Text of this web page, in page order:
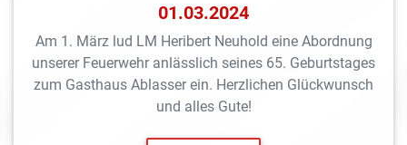
01.03.2024
Am 1. März lud LM Heribert Neuhold eine Abordnung
unserer Feuerwehr anlässlich seines 65. Geburtstages
zum Gasthaus Ablasser ein. Herzlichen Glückwunsch
und alles Gute!